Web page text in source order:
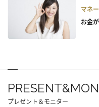
マネー
お金
プレゼント＆モニター